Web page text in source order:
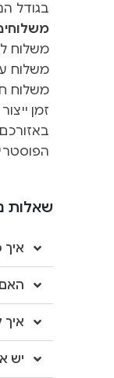
בגודל
משלוח
משלוח עם
משלוח
שאלות
האם
יש